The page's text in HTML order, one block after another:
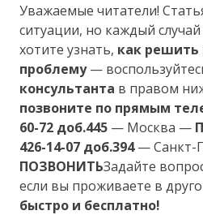
Уважаемые читатели!
ситуации, но каждый
хотите узнать, как
проблему—
консультанта в правом
позвоните по прямым
60-72 доб.445 — Москва —
426-14-07 доб.394— Санкт-
ПОЗВОНИТЬЗадайте
если вы проживаете в
быстро и бесплатно!